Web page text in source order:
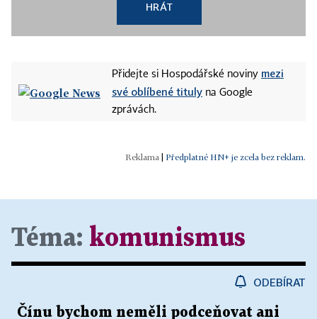
HRÁT
Přidejte si Hospodářské noviny mezi
své oblíbené tituly na Google
zprávách.
Předplatné HN+ je zcela bez reklam.
Téma: komunismus
ODEBÍRAT
Čínu bychom neměli podceňovat ani